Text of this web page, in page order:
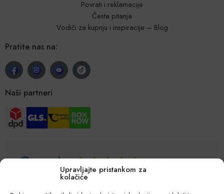
Upravljajte pristankom za
kolačiće
Povrati i reklamacije
Česta pitanja
Vodiči za kupnju i inspiracije – Blog
Pratite nas na:
Naši partneri